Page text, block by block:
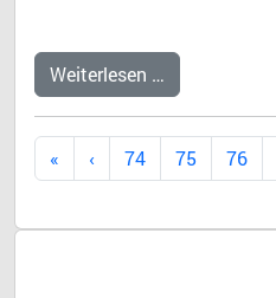
Weiterlesen …
74 75 76